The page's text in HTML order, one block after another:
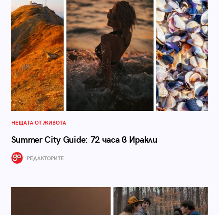
НЕЩАТА ОТ ЖИВОТА
Summer City Guide: 72 часа в Иракли
РЕДАКТОРИТЕ